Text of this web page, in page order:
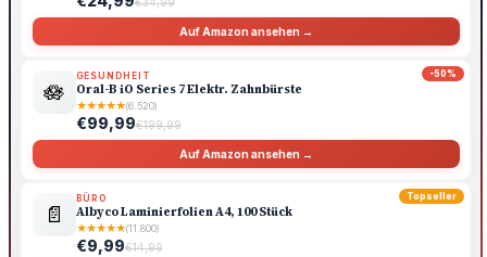
Auf Amazon ansehen →
-50%
🪷
GESUNDHEIT
Oral-B iO Series 7 Elektr. Zahnbürste
★★★★★(6.520)
€99,99€199,99
Auf Amazon ansehen →
Topseller
📄
BÜRO
Albyco Laminierfolien A4, 100 Stück
★★★★★(11.800)
€9,99€14,99